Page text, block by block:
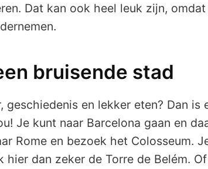
Dat kan ook heel leuk zijn,
bruisende stad
geschiedenis en lekker eten? Dan is
Je kunt naar Barcelona gaan en
Rome en bezoek het Colosseum.
hier dan zeker de Torre de Belém.